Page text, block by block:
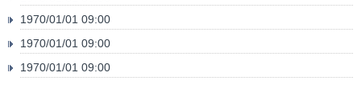
1970/01/01 09:00
1970/01/01 09:00
1970/01/01 09:00